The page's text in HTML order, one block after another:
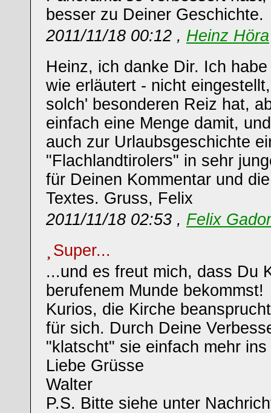
besser zu Deiner Geschichte.
2011/11/18 00:12 , Heinz Höra
Heinz, ich danke Dir. Ich
wie erläutert - nicht
solch' besonderen Reiz hat,
einfach eine Menge damit,
auch zur Urlaubsgeschichte
"Flachlandtirolers" in sehr
für Deinen Kommentar und
Textes. Gruss, Felix
2011/11/18 02:53 , Felix
Super...
...und es freut mich, dass Du
berufenem Munde bekommst!
Kurios, die Kirche
für sich. Durch Deine
"klatscht" sie einfach mehr ins
Liebe Grüsse
Walter
P.S. Bitte siehe unter